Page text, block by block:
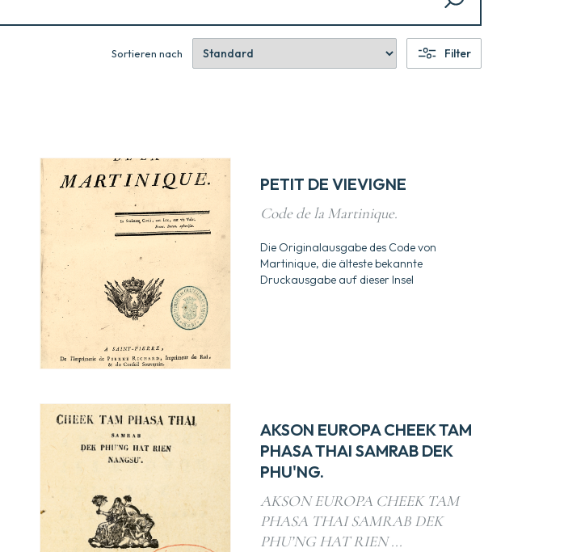
Sortieren nach Filter
PETIT DE VIEVIGNE
Code de la Martinique.
Die Originalausgabe des Code von
Martinique, die älteste bekannte
Druckausgabe auf dieser Insel
AKSON EUROPA CHEEK TAM
PHASA THAI SAMRAB DEK
PHU'NG.
AKSON EUROPA CHEEK TAM
PHASA THAI SAMRAB DEK
PHU’NG HAT RIEN ...